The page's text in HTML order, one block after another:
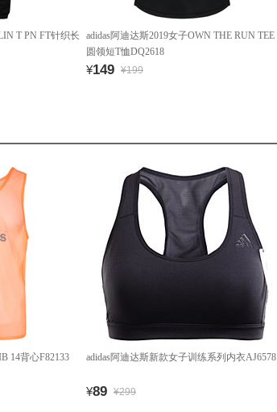
T PN FT针织长
adidas阿迪达斯2019女子OWN THE RUN TEE
圆领短T恤DQ2618
¥149 ¥199
14背心F82133 adidas阿迪达斯新款女子训练系列内衣AJ6578
¥89 ¥299